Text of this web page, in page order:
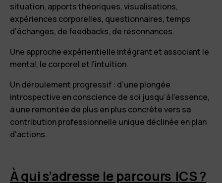
situation, apports théoriques, visualisations,
expériences corporelles, questionnaires, temps
d’échanges, de feedbacks, de résonnances.
Une approche expérientielle intégrant et associant le
mental, le corporel et l’intuition.
Un déroulement progressif : d’une plongée
introspective en conscience de soi jusqu’à l’essence,
à une remontée de plus en plus concrète vers sa
contribution professionnelle unique déclinée en plan
d’actions.
À qui s’adresse le parcours ICS ?